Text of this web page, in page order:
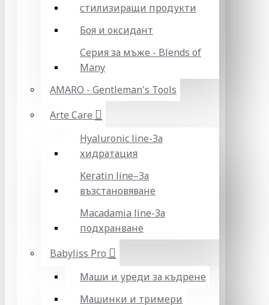
стилизиращи продукти
Боя и оксидант
Серия за мъже - Blends of
Many
AMARO - Gentleman's Tools
Arte Care
Hyaluronic line-За
хидратация
Keratin line–За
възстановяване
Macadamia line-За
подхранване
Babyliss Pro
Маши и уреди за къдрене
Машинки и тримери